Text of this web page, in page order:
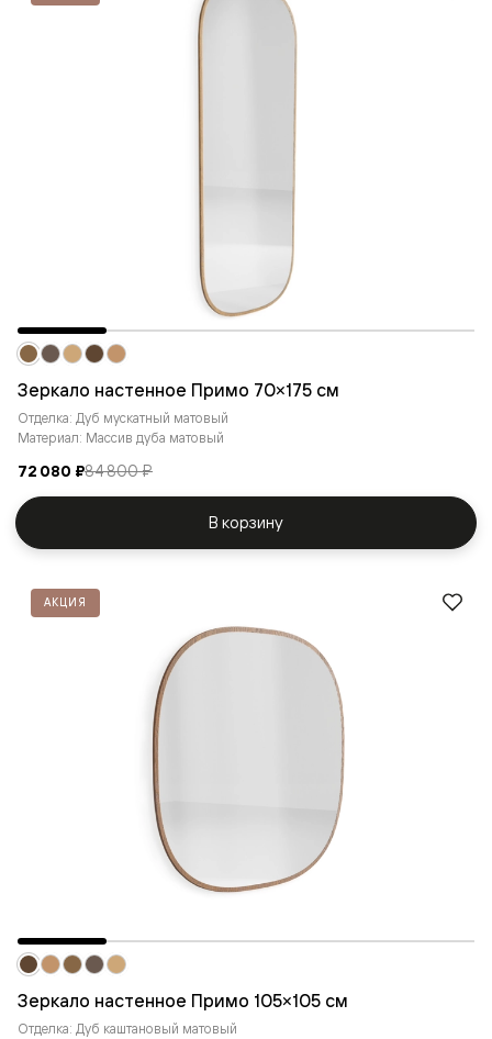
Зеркало настенное Примо 70×175 cм
Отделка: Дуб мускатный матовый
Материал: Массив дуба матовый
72 080 ₽84 800 ₽
В корзину
АКЦИЯ
Зеркало настенное Примо 105×105 см
Отделка: Дуб каштановый матовый